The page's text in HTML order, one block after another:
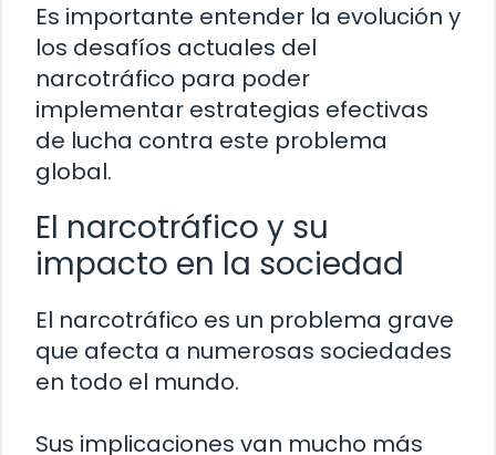
Es importante entender la evolución y
los desafíos actuales del
narcotráfico para poder
implementar estrategias efectivas
de lucha contra este problema
global.
El narcotráfico y su
impacto en la sociedad
El narcotráfico es un problema grave
que afecta a numerosas sociedades
en todo el mundo.
Sus implicaciones van mucho más